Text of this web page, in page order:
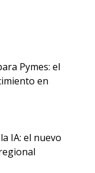
Pymes: el
en
IA: el nuevo